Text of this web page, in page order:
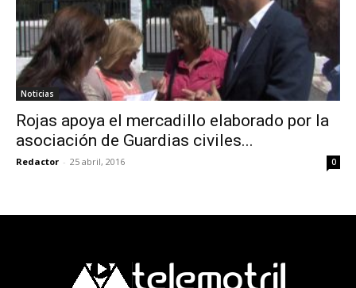
Noticias
Rojas apoya el mercadillo elaborado por la
asociación de Guardias civiles...
Redactor - 25 abril, 2016 0